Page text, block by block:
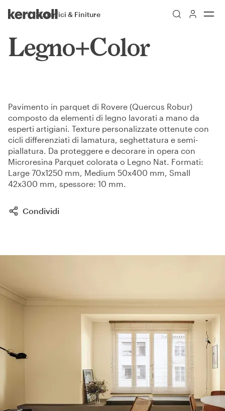
Go to Homepage
More
Toggle menu
Superfici & Finiture
Legno+Color
Pavimento in parquet di Rovere (Quercus Robur)
composto da elementi di legno lavorati a mano da
esperti artigiani. Texture personalizzate ottenute con
cicli differenziati di lamatura, seghettatura e semi-
piallatura. Da proteggere e decorare in opera con
Microresina Parquet colorata o Legno Nat. Formati:
Large 70x1250 mm, Medium 50x400 mm, Small
42x300 mm, spessore: 10 mm.
Condividi